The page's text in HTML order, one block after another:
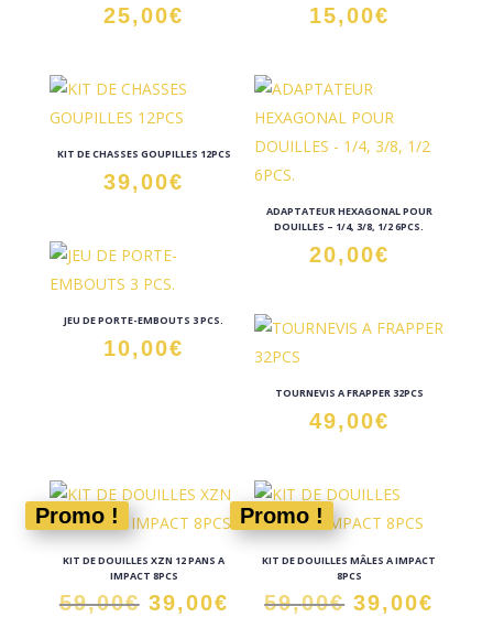
25,00€ 15,00€
KIT DE CHASSES GOUPILLES 12PCS
39,00€
ADAPTATEUR HEXAGONAL POUR
DOUILLES – 1/4, 3/8, 1/2 6PCS.
20,00€
JEU DE PORTE-EMBOUTS 3 PCS.
10,00€
TOURNEVIS A FRAPPER 32PCS
49,00€
Promo !
KIT DE DOUILLES XZN 12 PANS A
IMPACT 8PCS
59,00€ Le
39,00€
Promo !
KIT DE DOUILLES MÂLES A IMPACT
8PCS
59,00€ Le
39,00€